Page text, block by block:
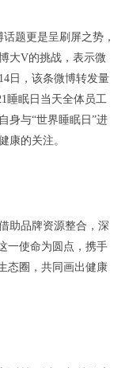
题更是呈刷屏之势，
大V的挑战，表示微
日，该条微博转发量
睡眠日当天全体员工
身与“世界睡眠日”进
康的关注。
助品牌资源整合，深
一使命为圆点，携手
态圈，共同画出健康